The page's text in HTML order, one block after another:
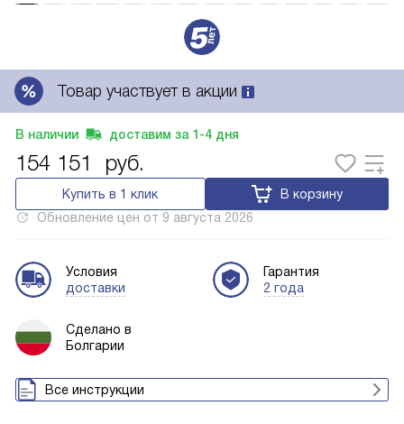
Товар участвует в акции
В наличии доставим за 1-4 дня
154 151 руб.
Купить в 1 клик
В корзину
Обновление цен от 9 августа 2026
Условия
доставки
Гарантия
2 года
Сделано в
Болгарии
Все инструкции